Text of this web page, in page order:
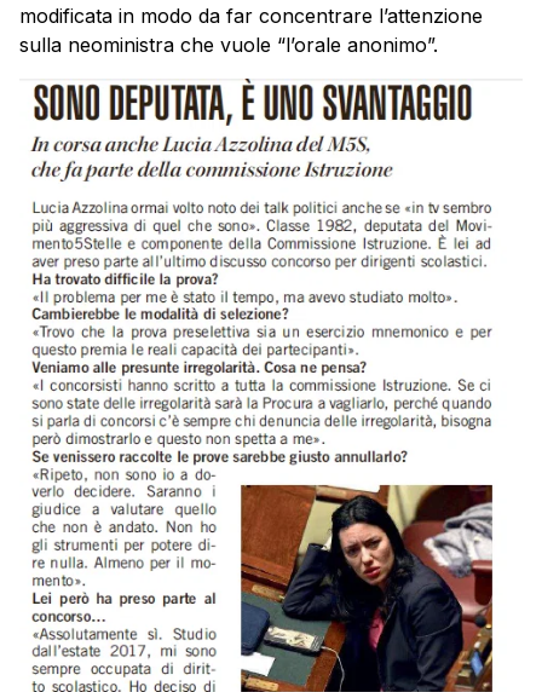
modificata in modo da far concentrare l’attenzione
sulla neoministra che vuole “l’orale anonimo”.